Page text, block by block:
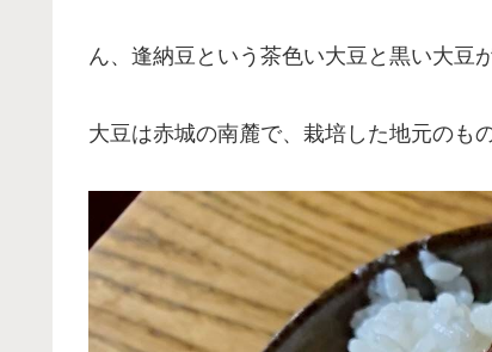
ん、逢納豆という茶色い大豆と黒い大豆
大豆は赤城の南麓で、栽培した地元のもの